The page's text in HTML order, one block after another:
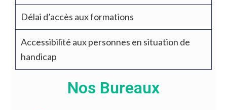
Délai d’accès aux formations
Accessibilité aux personnes en situation de
handicap
Nos Bureaux